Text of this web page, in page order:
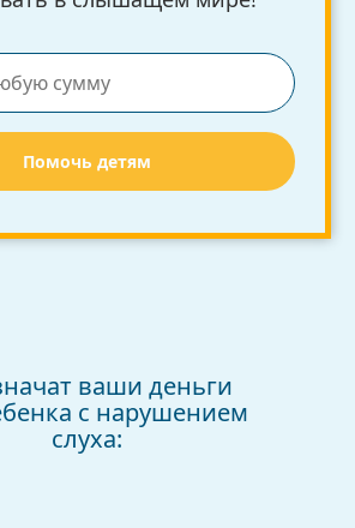
Помочь детям
ваши деньги
с нарушением
слуха: